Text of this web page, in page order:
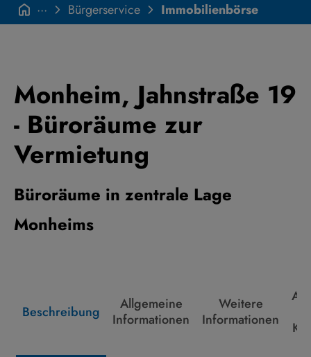
Immobilienbörse
Bürgerservice
···
Monheim, Jahnstraße 19
- Büroräume zur
Vermietung
Büroräume in zentrale Lage
Monheims
Beschreibung
Allgemeine
Informationen
Weitere
Informationen